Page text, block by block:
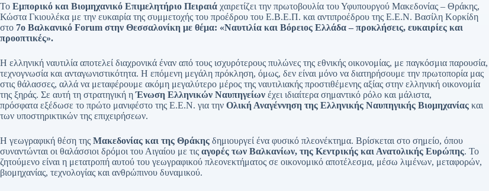
Το Εμπορικό και Βιομηχανικό Επιμελητήριο Πειραιά χαιρετίζει την πρωτοβουλία του Υφυπουργού Μακεδονίας – Θράκης,
Κώστα Γκιουλέκα με την ευκαιρία της συμμετοχής του προέδρου του Ε.Β.Ε.Π. και αντιπροέδρου της Ε.Ε.Ν. Βασίλη Κορκίδη
στο 7ο Βαλκανικό Forum στην Θεσσαλονίκη με θέμα: «Ναυτιλία και Βόρειος Ελλάδα – προκλήσεις, ευκαιρίες και
προοπτικές».
Η ελληνική ναυτιλία αποτελεί διαχρονικά έναν από τους ισχυρότερους πυλώνες της εθνικής οικονομίας, με παγκόσμια παρουσία,
τεχνογνωσία και ανταγωνιστικότητα. Η επόμενη μεγάλη πρόκληση, όμως, δεν είναι μόνο να διατηρήσουμε την πρωτοπορία μας
στις θάλασσες, αλλά να μεταφέρουμε ακόμη μεγαλύτερο μέρος της ναυτιλιακής προστιθέμενης αξίας στην ελληνική οικονομία
της ξηράς. Σε αυτή τη στρατηγική ηΈνωση Ελληνικών Ναυπηγείων έχει ιδιαίτερα σημαντικό ρόλο και μάλιστα,
πρόσφατα εξέδωσε το πρώτο μανιφέστο της Ε.Ε.Ν. για την Ολική Αναγέννηση της Ελληνικής Ναυπηγικής Βιομηχανίας και
των υποστηρικτικών της επιχειρήσεων.
Η γεωγραφική θέση της Μακεδονίας και της Θράκης δημιουργεί ένα φυσικό πλεονέκτημα. Βρίσκεται στο σημείο, όπου
συναντώνται οι θαλάσσιοι δρόμοι του Αιγαίου με τις αγορές των Βαλκανίων, της Κεντρικής και Ανατολικής Ευρώπης. Το
ζητούμενο είναι η μετατροπή αυτού του γεωγραφικού πλεονεκτήματος σε οικονομικό αποτέλεσμα, μέσω λιμένων, μεταφορών,
βιομηχανίας, τεχνολογίας και ανθρώπινου δυναμικού.